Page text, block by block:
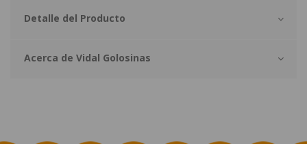
Detalle del Producto
Acerca de Vidal Golosinas